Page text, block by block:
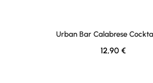
Urban Bar Calabrese
Regulärer Preis:
12,90 €